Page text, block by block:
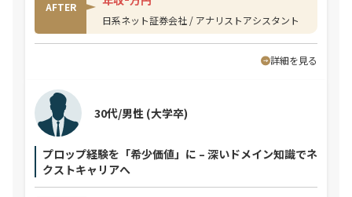
AFTER
日系ネット証券会社 / アナリストアシスタント
詳細を見る
プロップ経験を「希少価値」に – 深いドメイン知識でネ
クストキャリアへ
30代/男性 (大学卒)